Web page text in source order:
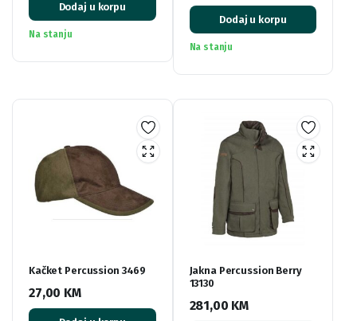
Dodaj u korpu
Na stanju
Dodaj u korpu
Na stanju
Kačket Percussion 3469
27,00 KM
Jakna Percussion Berry
13130
281,00 KM